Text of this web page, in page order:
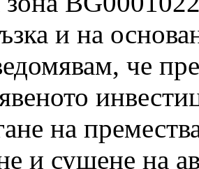
и на
че
на
и сушене на